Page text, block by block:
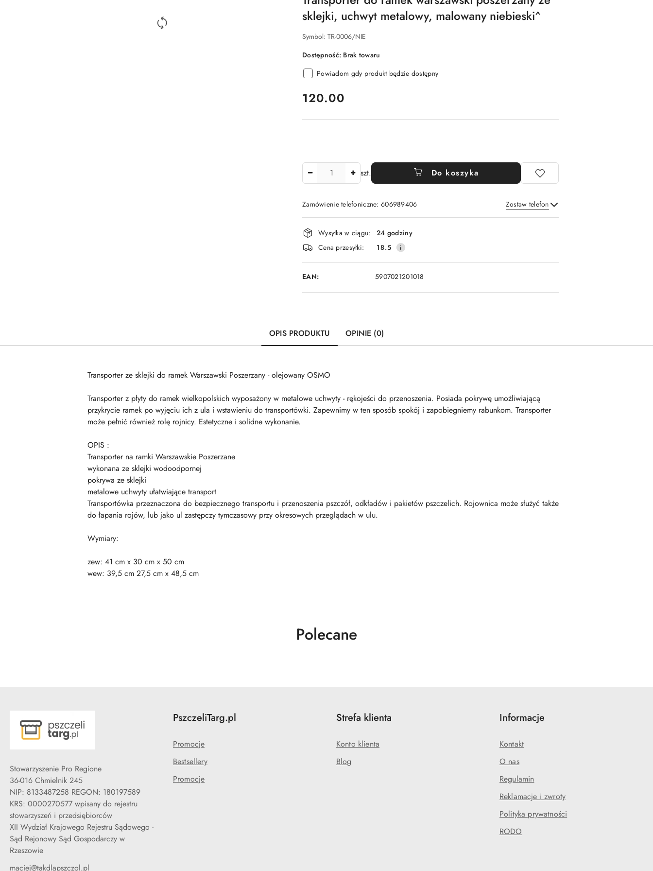
sklejki, uchwyt metalowy, malowany niebieski^
Symbol: TR-0006/NIE
Dostępność: Brak towaru
Powiadom gdy produkt będzie dostępny
cena:
120.00
szt. Do koszyka
Zamówienie telefoniczne: 606989406 Zostaw telefon
Wyślij
Dostępność
i
dostawa
Wysyłka w ciągu:
24 godziny
Cena przesyłki:
18.5
EAN: 5907021201018
OPIS PRODUKTU OPINIE (0)
Transporter ze sklejki do ramek Warszawski Poszerzany - olejowany OSMO
Transporter z płyty do ramek wielkopolskich wyposażony w metalowe uchwyty - rękojeści do przenoszenia. Posiada pokrywę umożliwiającą
przykrycie ramek po wyjęciu ich z ula i wstawieniu do transportówki. Zapewnimy w ten sposób spokój i zapobiegniemy rabunkom. Transporter
może pełnić również rolę rojnicy. Estetyczne i solidne wykonanie.
OPIS :
Transporter na ramki Warszawskie Poszerzane
wykonana ze sklejki wodoodpornej
pokrywa ze sklejki
metalowe uchwyty ułatwiające transport
Transportówka przeznaczona do bezpiecznego transportu i przenoszenia pszczół, odkładów i pakietów pszczelich. Rojownica może służyć także
do łapania rojów, lub jako ul zastępczy tymczasowy przy okresowych przeglądach w ulu.
Wymiary:
zew: 41 cm x 30 cm x 50 cm
wew: 39,5 cm 27,5 cm x 48,5 cm
Produkty
Polecane
Stowarzyszenie Pro Regione
36-016 Chmielnik 245
NIP: 8133487258 REGON: 180197589
KRS: 0000270577 wpisany do rejestru
stowarzyszeń i przedsiębiorców
XII Wydział Krajowego Rejestru Sądowego -
Sąd Rejonowy Sąd Gospodarczy w
Rzeszowie
maciej@takdlapszczol.pl
PszczeliTarg.pl
Promocje
Bestsellery
Promocje
Strefa klienta
Konto klienta
Blog
Informacje
Kontakt
O nas
Regulamin
Reklamacje i zwroty
Polityka prywatności
RODO